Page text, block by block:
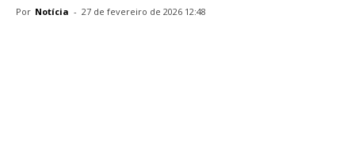
Por Notícia - 27 de fevereiro de 2026 12:48